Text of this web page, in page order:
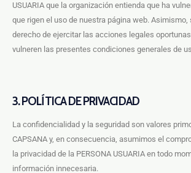
USUARIA que la organización entienda que ha
que rigen el uso de nuestra página web. Asimismo,
derecho de ejercitar las acciones legales
vulneren las presentes condiciones generales de
3. POLÍTICA DE PRIVACIDAD
La confidencialidad y la seguridad son valores
CAPSANA y, en consecuencia, asumimos el
la privacidad de la PERSONA USUARIA en todo
información innecesaria.